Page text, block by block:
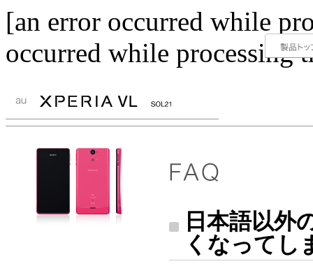
[an error occurred while
occurred while processing
日本語以外
くなってし